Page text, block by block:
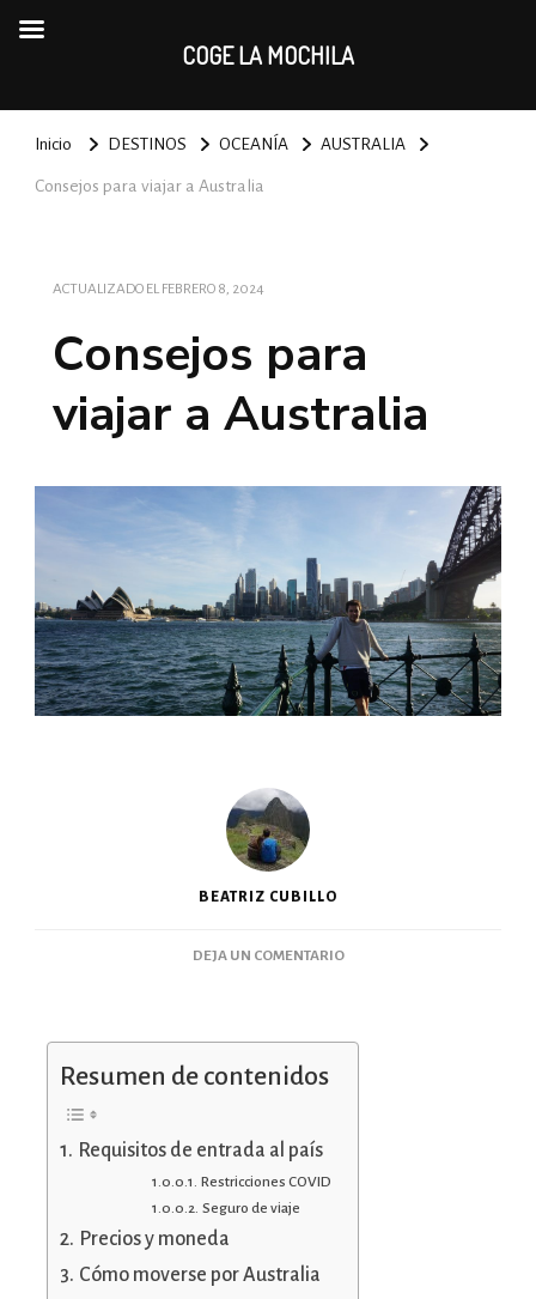
Inicio DESTINOS OCEANÍA AUSTRALIA
Consejos para viajar a Australia
ACTUALIZADO EL FEBRERO 8, 2024
Consejos para
viajar a Australia
BEATRIZ CUBILLO
DEJA UN COMENTARIO
Resumen de contenidos
Requisitos de entrada al país
Restricciones COVID
Seguro de viaje
Precios y moneda
Cómo moverse por Australia
COGE LA MOCHILA